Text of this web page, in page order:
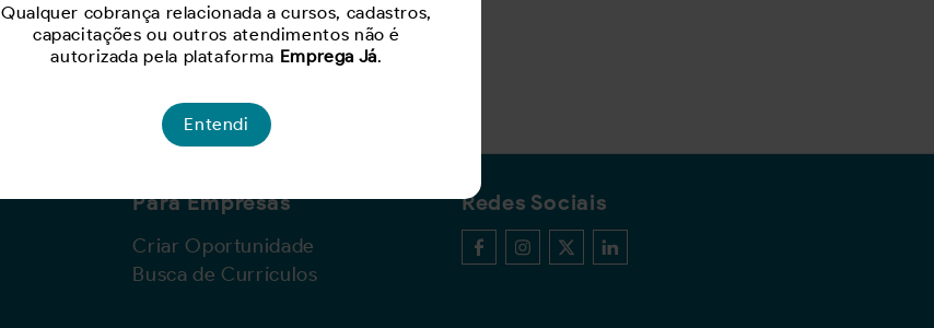
Para Empresas
Criar Oportunidade
Busca de Currículos
Redes Sociais
Qualquer cobrança relacionada a cursos, cadastros,
capacitações ou outros atendimentos não é
autorizada pela plataforma Emprega Já.
Entendi